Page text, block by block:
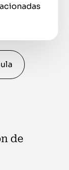
de